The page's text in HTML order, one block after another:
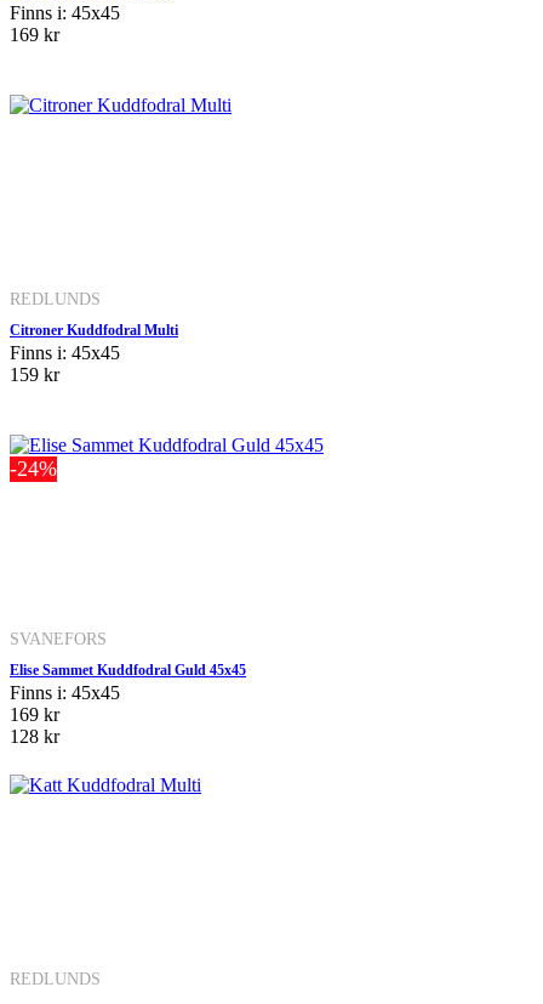
Finns i: 45x45
169 kr
REDLUNDS
Citroner Kuddfodral Multi
Finns i: 45x45
159 kr
-24%
SVANEFORS
Elise Sammet Kuddfodral Guld 45x45
Finns i: 45x45
169 kr
128 kr
REDLUNDS